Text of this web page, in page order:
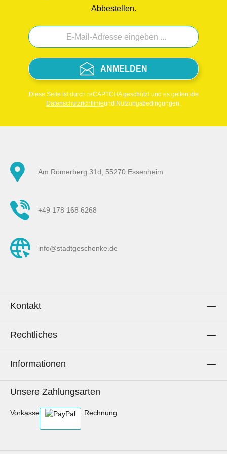
Abbestellen.
ANMELDEN
Diese Seite ist durch reCAPTCHA geschützt und es gelten die
Datenschutzrichtlinieund Nutzungsbedingungen.
Am Römerberg 31d, 55270 Essenheim
+49 178 168 6268
info@stadtgeschenke.de
Kontakt
Rechtliches
Informationen
Unsere Zahlungsarten
Vorkasse Rechnung